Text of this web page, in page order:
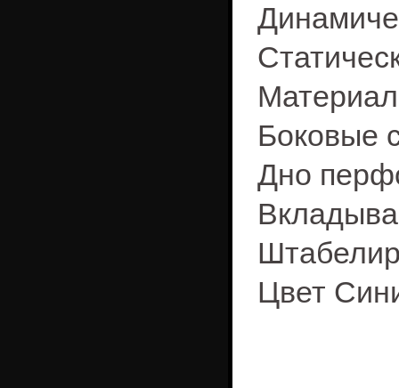
Боковые
Дно
Цвет